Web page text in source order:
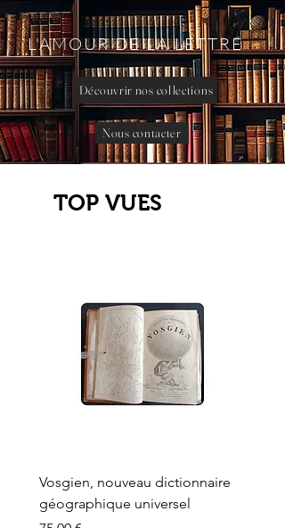
L'AMOUR DE LA LETTRE
Découvrir nos collections
Nous contacter
TOP VUES
Vosgien, nouveau dictionnaire
géographique universel